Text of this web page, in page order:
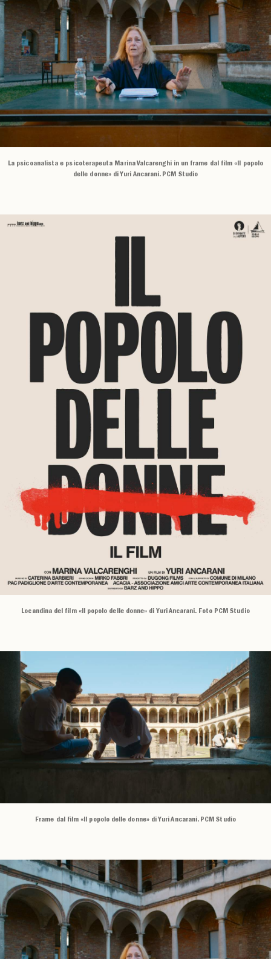
La psicoanalista e psicoterapeuta Marina Valcarenghi in un frame dal film «Il popolo
delle donne» di Yuri Ancarani. PCM Studio
Locandina del film «Il popolo delle donne» di Yuri Ancarani. Foto PCM Studio
Frame dal film «Il popolo delle donne» di Yuri Ancarani. PCM Studio